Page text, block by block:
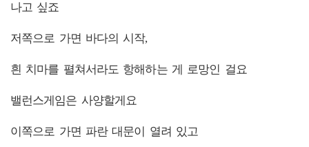
나고 싶죠
저쪽으로 가면 바다의 시작,
흰 치마를 펼쳐서라도 항해하는 게 로망인 걸요
밸런스게임은 사양할게요
이쪽으로 가면 파란 대문이 열려 있고